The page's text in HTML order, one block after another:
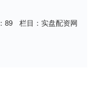
89 栏目： 实盘配资网